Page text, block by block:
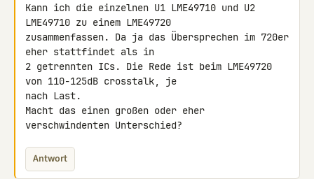
Kann ich die einzelnen U1 LME49710 und U2
LME49710 zu einem LME49720
zusammenfassen. Da ja das Übersprechen im 720er
eher stattfindet als in
2 getrennten ICs. Die Rede ist beim LME49720
von 110-125dB crosstalk, je
nach Last.
Macht das einen großen oder eher
verschwindenten Unterschied?
Antwort